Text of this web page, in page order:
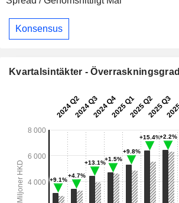
Konsensus
Kvartalsintäkter - Överraskningsgrad